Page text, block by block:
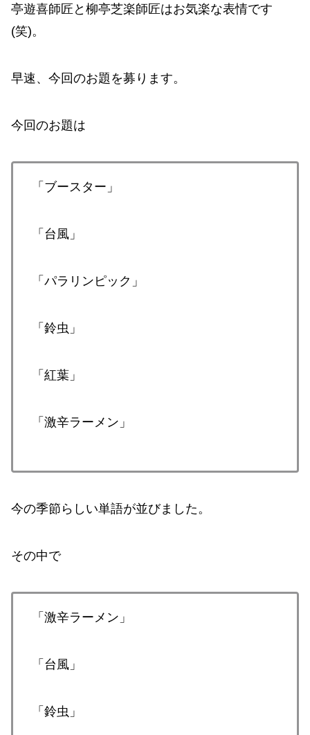
亭遊喜師匠と柳亭芝楽師匠はお気楽な表情です
(笑)。
早速、今回のお題を募ります。
今回のお題は
「ブースター」
「台風」
「パラリンピック」
「鈴虫」
「紅葉」
「激辛ラーメン」
今の季節らしい単語が並びました。
その中で
「激辛ラーメン」
「台風」
「鈴虫」